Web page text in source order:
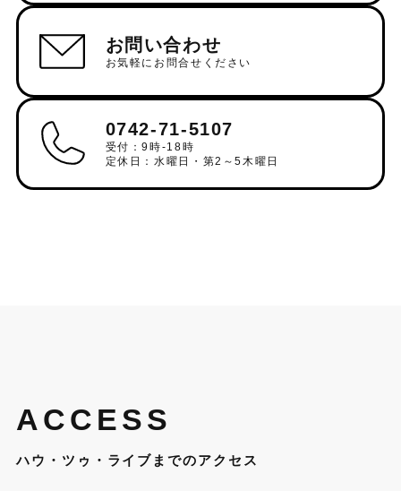
お問い合わせ
お気軽にお問合せください
0742-71-5107
受付：9時-18時
定休日：水曜日・第2～5木曜日
ACCESS
ハウ・ツゥ・ライブまでのアクセス